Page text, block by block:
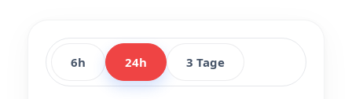
6h 24h 3 Tage